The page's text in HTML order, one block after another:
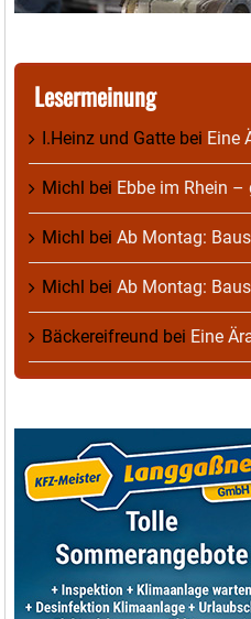
Lesermeinung
I.Heinz und Gatte bei Eine
Michl bei Ebbe im Rhein
Michl bei Ab Montag:
Michl bei Ab Montag:
Bäckereifreund bei Eine